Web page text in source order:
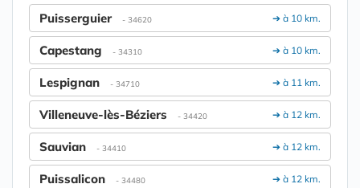
➔ à 10 km.
Puisserguier - 34620
➔ à 10 km.
Capestang - 34310
➔ à 11 km.
Lespignan - 34710
➔ à 12 km.
Villeneuve-lès-Béziers - 34420
➔ à 12 km.
Sauvian - 34410
➔ à 12 km.
Puissalicon - 34480